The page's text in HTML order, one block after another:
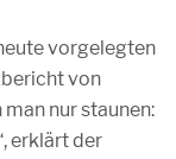
vorgelegten
von
nur staunen:
erklärt der